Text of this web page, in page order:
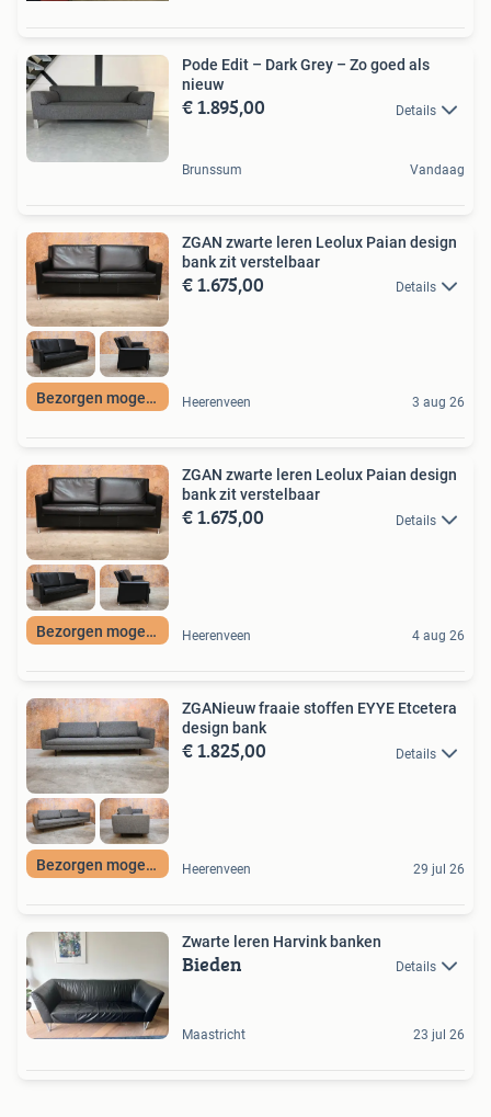
Pode Edit – Dark Grey – Zo goed als
nieuw
€ 1.895,00 Details
Brunssum Vandaag
Bezorgen mogelijk
ZGAN zwarte leren Leolux Paian design
bank zit verstelbaar
€ 1.675,00 Details
Heerenveen 3 aug 26
Bezorgen mogelijk
ZGAN zwarte leren Leolux Paian design
bank zit verstelbaar
€ 1.675,00 Details
Heerenveen 4 aug 26
Bezorgen mogelijk
ZGANieuw fraaie stoffen EYYE Etcetera
design bank
€ 1.825,00 Details
Heerenveen 29 jul 26
Zwarte leren Harvink banken
Bieden Details
Maastricht 23 jul 26